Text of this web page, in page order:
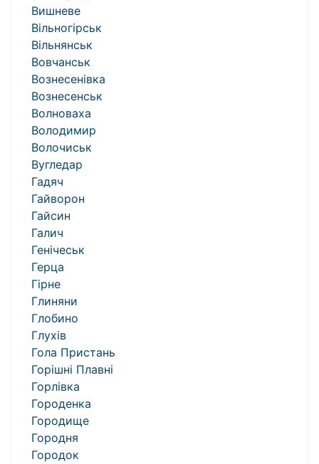
Вишневе
Вільногірськ
Вільнянськ
Вовчанськ
Вознесенівка
Вознесенськ
Волноваха
Володимир
Волочиськ
Вугледар
Гадяч
Гайворон
Гайсин
Галич
Генічеськ
Герца
Гірне
Глиняни
Глобино
Глухів
Гола Пристань
Горішні Плавні
Горлівка
Городенка
Городище
Городня
Городок